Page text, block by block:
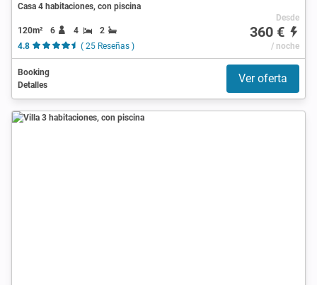
Casa 4 habitaciones, con piscina
120m² 6 4
2
4.8
( 25 Reseñas )
Desde
360 €
/ noche
Booking
Detalles
Ver oferta